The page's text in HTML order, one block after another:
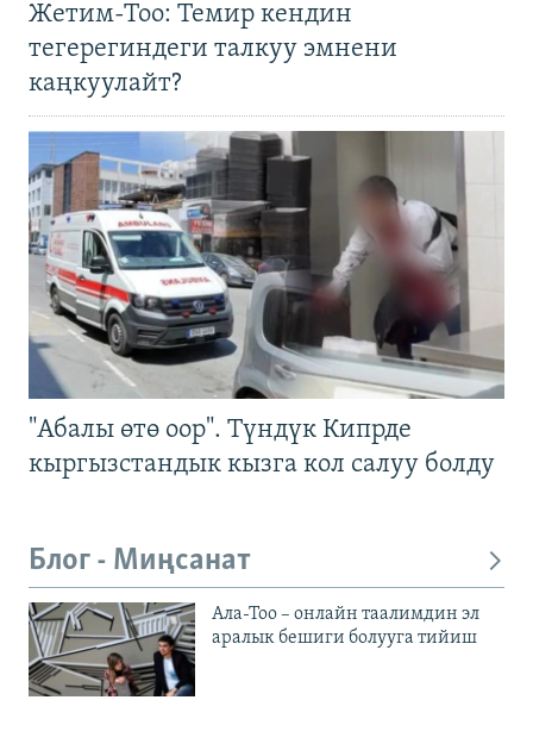
Жетим-Тоо: Темир кендин
тегерегиндеги талкуу эмнени
каңкуулайт?
"Абалы өтө оор". Түндүк Кипрде
кыргызстандык кызга кол салуу болду
Блог - Миңсанат
Ала-Тоо – онлайн таалимдин эл
аралык бешиги болууга тийиш